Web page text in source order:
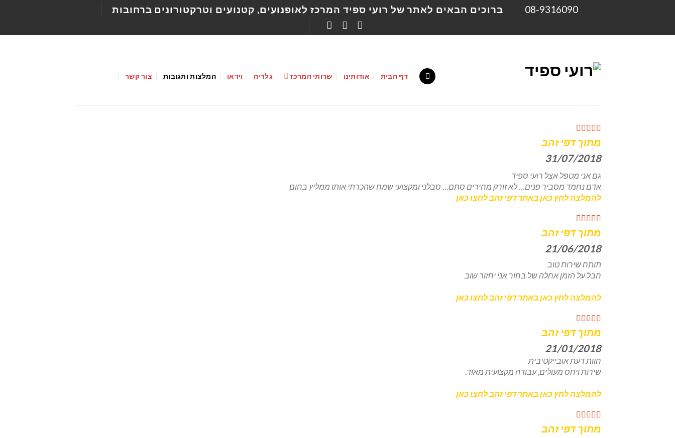
08-9316090 ברוכים הבאים לאתר של רועי ספיד המרכז לאופנועים, קטנועים וטרקטורונים ברחובות
דף הבית אודותינו שרותי המרכז גלריה וידאו המלצות ותגובות צור קשר
מתוך דפי זהב
31/07/2018
גם אני מטפל אצל רועי ספיד
אדם נחמד מסביר פנים… לא זורק מחירים סתם… סבלני ומקצועי שמח שהכרתי אותו ממליץ בחום
להמלצה לחץ כאן באתר דפי זהב לחצו כאן
מתוך דפי זהב
21/06/2018
תותח שירות טוב
חבל על הזמן אחלה של בחור אני יחזור שוב
להמלצה לחץ כאן באתר דפי זהב לחצו כאן
מתוך דפי זהב
21/01/2018
חוות דעת אובייקטיבית
שירות ויחס מעולים, עבודה מקצועית מאוד.
להמלצה לחץ כאן באתר דפי זהב לחצו כאן
מתוך דפי זהב